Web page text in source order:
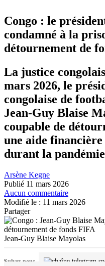
Congo : le
condamné à la
détournement de
La justice
mars 2026, le
congolaise de
Jean-Guy Blaise
coupable de
une aide
durant la
Arsène Kegne
Publié 11 mars 2026
Aucun commentaire
Modifié le : 11 mars 2026
Partager
Jean-Guy Blaise Mayolas
Suivez-nous